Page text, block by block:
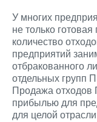
У многих
не только
количество
предприятий
отбракованного
отдельных групп
Продажа отходов
прибылью для
для целой